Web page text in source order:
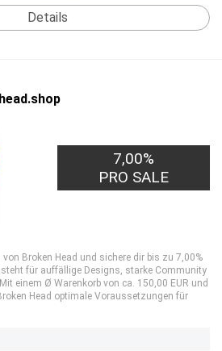
Details
7,00%
PRO SALE
Broken Head und sichere dir bis zu 7,00%
steht für auffällige Designs, starke Community
einem Ø Warenkorb von ca. 150,00 EUR und
Head optimale Voraussetzungen für